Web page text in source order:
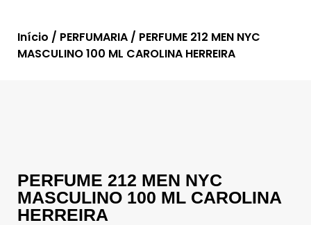
Início / PERFUMARIA / PERFUME 212 MEN NYC
MASCULINO 100 ML CAROLINA HERREIRA
PERFUME 212 MEN NYC
MASCULINO 100 ML CAROLINA
HERREIRA